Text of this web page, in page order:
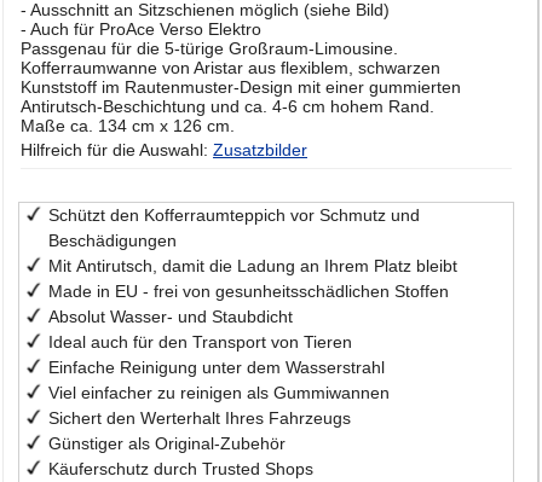
- Ausschnitt an Sitzschienen möglich (siehe Bild)
- Auch für ProAce Verso Elektro
Passgenau für die 5-türige Großraum-Limousine.
Kofferraumwanne von Aristar aus flexiblem, schwarzen
Kunststoff im Rautenmuster-Design mit einer gummierten
Antirutsch-Beschichtung und ca. 4-6 cm hohem Rand.
Maße ca. 134 cm x 126 cm.
Hilfreich für die Auswahl: Zusatzbilder
Schützt den Kofferraumteppich vor Schmutz und
Beschädigungen
Mit Antirutsch, damit die Ladung an Ihrem Platz bleibt
Made in EU - frei von gesunheitsschädlichen Stoffen
Absolut Wasser- und Staubdicht
Ideal auch für den Transport von Tieren
Einfache Reinigung unter dem Wasserstrahl
Viel einfacher zu reinigen als Gummiwannen
Sichert den Werterhalt Ihres Fahrzeugs
Günstiger als Original-Zubehör
Käuferschutz durch Trusted Shops